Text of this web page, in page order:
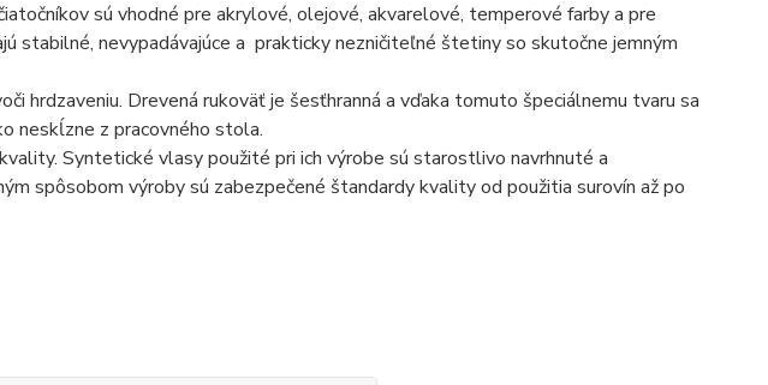
sú vhodné pre akrylové, olejové, akvarelové, temperové farby a pre
stabilné, nevypadávajúce a prakticky nezničiteľné štetiny so skutočne jemným
hrdzaveniu. Drevená rukoväť je šesťhranná a vďaka tomuto špeciálnemu tvaru sa
neskĺzne z pracovného stola.
Syntetické vlasy použité pri ich výrobe sú starostlivo navrhnuté a
spôsobom výroby sú zabezpečené štandardy kvality od použitia surovín až po